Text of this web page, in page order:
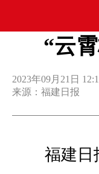
“云
2023年09月21日
来源：福建日报
福建日报